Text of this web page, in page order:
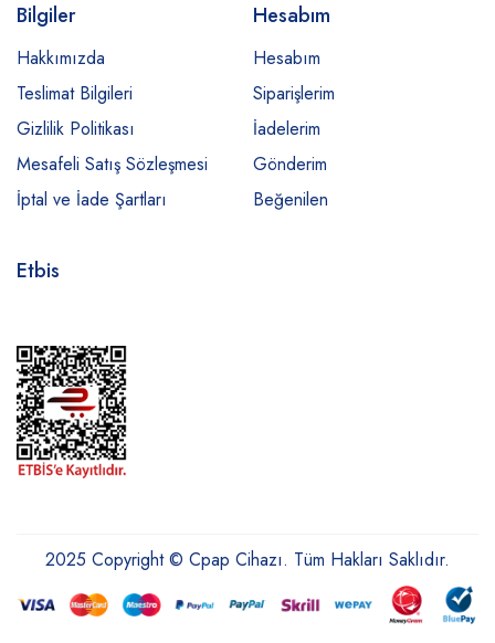
Bilgiler
Hakkımızda
Teslimat Bilgileri
Gizlilik Politikası
Mesafeli Satış Sözleşmesi
İptal ve İade Şartları
Hesabım
Hesabım
Siparişlerim
İadelerim
Gönderim
Beğenilen
Etbis
2025 Copyright © Cpap Cihazı. Tüm Hakları Saklıdır.